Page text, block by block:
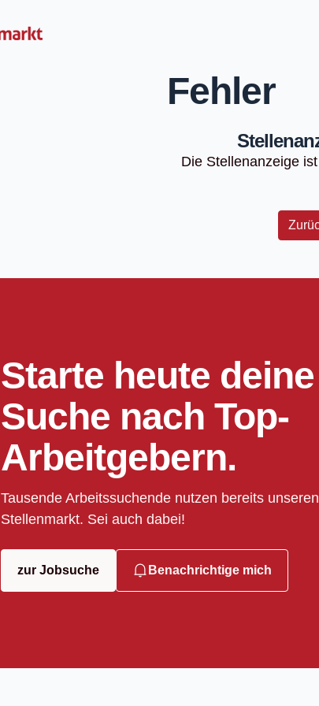
Fehler
Die Stellenanzeige
Starte heute deine
Suche nach Top-
Arbeitgebern.
Tausende Arbeitssuchende nutzen bereits unseren
Stellenmarkt. Sei auch dabei!
zur Jobsuche Benachrichtige mich